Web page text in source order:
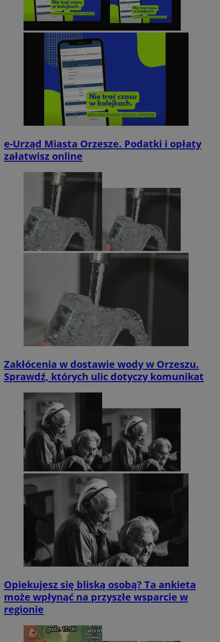
e-Urząd Miasta Orzesze. Podatki i opłaty
załatwisz online
Zakłócenia w dostawie wody w Orzeszu.
Sprawdź, których ulic dotyczy komunikat
Opiekujesz się bliską osobą? Ta ankieta
może wpłynąć na przyszłe wsparcie w
regionie